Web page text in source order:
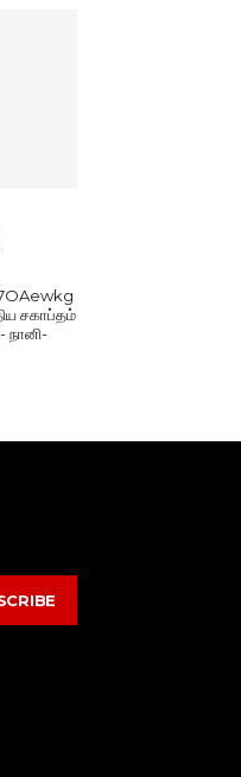
சகாப்தம்
நானி-